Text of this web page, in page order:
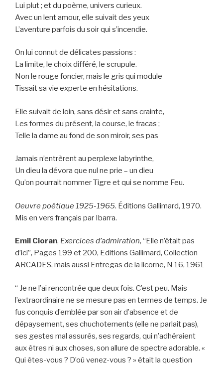
Lui plut ; et du poème, univers curieux.
Avec un lent amour, elle suivait des yeux
L’aventure parfois du soir qui s’incendie.
On lui connut de délicates passions :
La limite, le choix différé, le scrupule.
Non le rouge foncier, mais le gris qui module
Tissait sa vie experte en hésitations.
Elle suivait de loin, sans désir et sans crainte,
Les formes du présent, la course, le fracas ;
Telle la dame au fond de son miroir, ses pas
Jamais n’entrèrent au perplexe labyrinthe,
Un dieu la dévora que nul ne prie – un dieu
Qu’on pourrait nommer Tigre et qui se nomme Feu.
Oeuvre poétique 1925-1965. Éditions Gallimard, 1970.
Mis en vers français par Ibarra.
Emil Cioran, Exercices d’admiration, “Elle n’était pas
d’ici”, Pages 199 et 200, Editions Gallimard, Collection
ARCADES, mais aussi Entregas de la licorne, N 16, 1961
“ Je ne l’ai rencontrée que deux fois. C’est peu. Mais
l’extraordinaire ne se mesure pas en termes de temps. Je
fus conquis d’emblée par son air d’absence et de
dépaysement, ses chuchotements (elle ne parlait pas),
ses gestes mal assurés, ses regards, qui n’adhéraient
aux êtres ni aux choses, son allure de spectre adorable. «
Qui êtes-vous ? D’où venez-vous ? » était la question